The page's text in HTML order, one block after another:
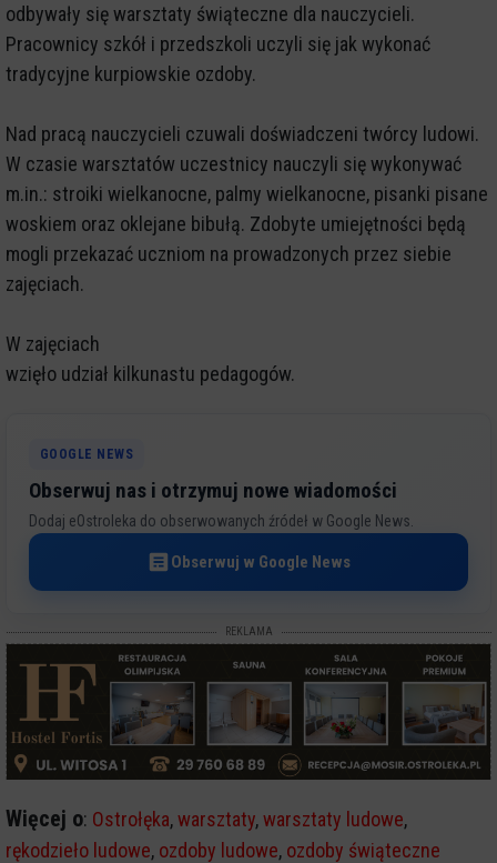
odbywały się warsztaty świąteczne dla nauczycieli.
Pracownicy szkół i przedszkoli uczyli się jak wykonać
tradycyjne kurpiowskie ozdoby.
Nad pracą nauczycieli czuwali doświadczeni twórcy ludowi.
W czasie warsztatów uczestnicy nauczyli się wykonywać
m.in.: stroiki wielkanocne, palmy wielkanocne, pisanki pisane
woskiem oraz oklejane bibułą. Zdobyte umiejętności będą
mogli przekazać uczniom na prowadzonych przez siebie
zajęciach.
W zajęciach
wzięło udział kilkunastu pedagogów.
GOOGLE NEWS
Obserwuj nas i otrzymuj nowe wiadomości
Dodaj eOstroleka do obserwowanych źródeł w Google News.
Obserwuj w Google News
REKLAMA
Więcej o: Ostrołęka,warsztaty,warsztaty ludowe,
rękodzieło ludowe, ozdoby ludowe, ozdoby świąteczne